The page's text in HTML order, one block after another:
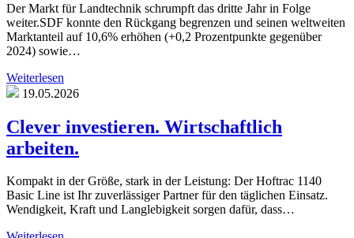
Der Markt für Landtechnik schrumpft das dritte Jahr in Folge
weiter.SDF konnte den Rückgang begrenzen und seinen weltweiten
Marktanteil auf 10,6% erhöhen (+0,2 Prozentpunkte gegenüber
2024) sowie…
Weiterlesen
19.05.2026
Clever investieren. Wirtschaftlich
arbeiten.
Kompakt in der Größe, stark in der Leistung: Der Hoftrac 1140
Basic Line ist Ihr zuverlässiger Partner für den täglichen Einsatz.
Wendigkeit, Kraft und Langlebigkeit sorgen dafür, dass…